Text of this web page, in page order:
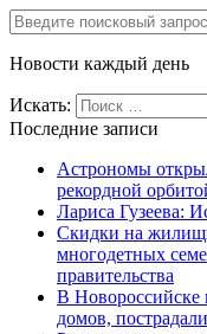
Новости каждый день
Искать:
Последние записи
Астрономы
рекордной
Лариса Гузеева:
Скидки на
многодетных
правительства
В
домов,